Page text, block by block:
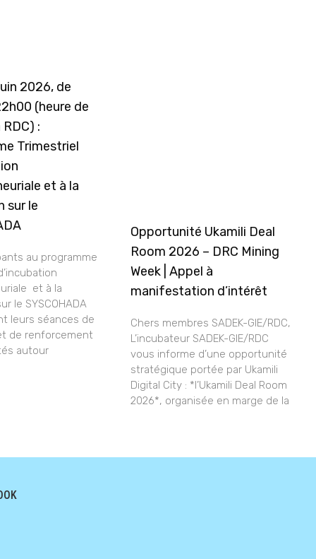
2026, de
(heure de
RDC) :
Trimestriel
et à la
sur le
au programme
et à la
le SYSCOHADA
leurs séances de
de renforcement
autour
Opportunité Ukamili Deal
Room 2026 – DRC Mining
Week | Appel à
manifestation d’intérêt
Chers membres SADEK-GIE/RDC,
L’incubateur SADEK-GIE/RDC
vous informe d’une opportunité
stratégique portée par Ukamili
Digital City : *l’Ukamili Deal Room
2026*, organisée en marge de la